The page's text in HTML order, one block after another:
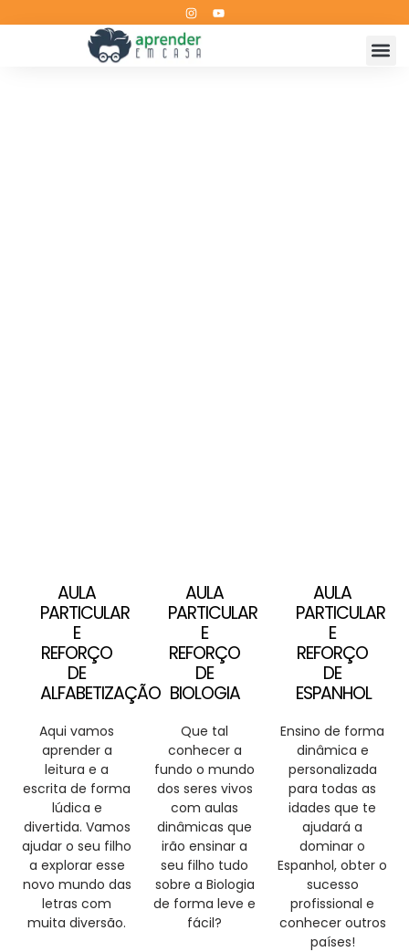
AULA
PARTICULAR
E
REFORÇO
DE
ALFABETIZAÇÃO
Aqui vamos
aprender a
leitura e a
escrita de forma
lúdica e
divertida. Vamos
ajudar o seu filho
a explorar esse
novo mundo das
letras com
muita diversão.
AULA
PARTICULAR
E
REFORÇO
DE
BIOLOGIA
Que tal
conhecer a
fundo o mundo
dos seres vivos
com aulas
dinâmicas que
irão ensinar a
seu filho tudo
sobre a Biologia
de forma leve e
fácil?
AULA
PARTICULAR
E
REFORÇO
DE
ESPANHOL
Ensino de forma
dinâmica e
personalizada
para todas as
idades que te
ajudará a
dominar o
Espanhol, obter o
sucesso
profissional e
conhecer outros
países!